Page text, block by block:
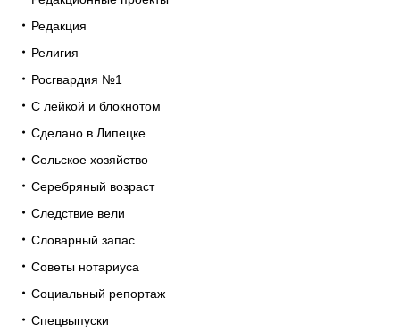
Редакция
Религия
Росгвардия №1
С лейкой и блокнотом
Сделано в Липецке
Сельское хозяйство
Серебряный возраст
Следствие вели
Словарный запас
Советы нотариуса
Социальный репортаж
Спецвыпуски